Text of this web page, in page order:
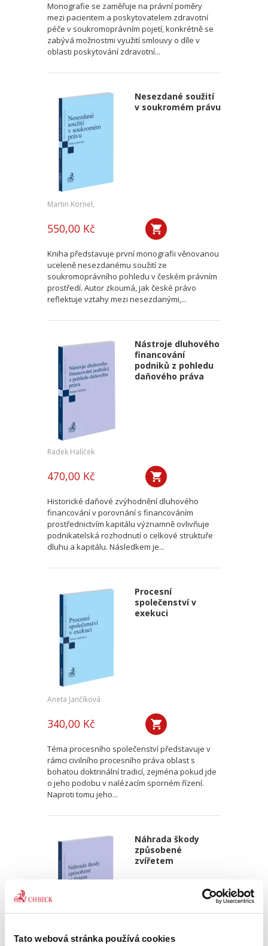
Tato webová stránka používá cookies
Monografie se zaměřuje na právní poměry
mezi pacientem a poskytovatelem zdravotní
péče v soukromoprávním pojetí, konkrétně se
zabývá možnostmi využití smlouvy o díle v
oblasti poskytování zdravotní...
Nesezdané soužití
v soukromém právu
Martin Kornel,
550,00 Kč
Kniha představuje první monografii věnovanou
uceleně nesezdanému soužití ze
soukromoprávního pohledu v českém právním
prostředí. Autor zkoumá, jak české právo
reflektuje vztahy mezi nesezdanými,...
Nástroje dluhového
financování
podniků z pohledu
daňového práva
Radek Halíček
470,00 Kč
Historické daňové zvýhodnění dluhového
financování v porovnání s financováním
prostřednictvím kapitálu významně ovlivňuje
podnikatelská rozhodnutí o celkové struktuře
dluhu a kapitálu. Následkem je...
Procesní
společenství v
exekuci
Aneta Jančíková
340,00 Kč
Téma procesního společenství představuje v
rámci civilního procesního práva oblast s
bohatou doktrinální tradicí, zejména pokud jde
o jeho podobu v nalézacím sporném řízení.
Naproti tomu jeho...
Náhrada škody
způsobené
zvířetem